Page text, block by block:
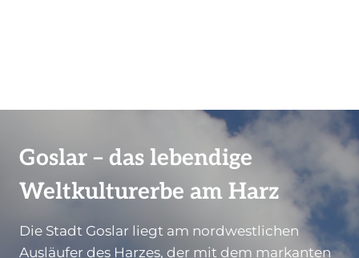
Goslar – das lebendige
Weltkulturerbe am Harz
Die Stadt Goslar liegt am nordwestlichen
Ausläufer des Harzes, der mit dem markanten